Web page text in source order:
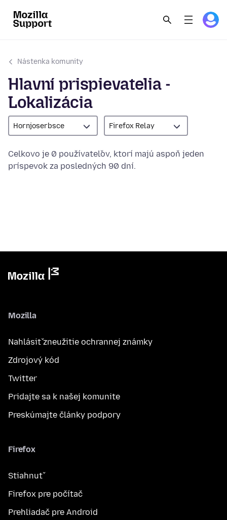
Nástenka komunity
Hlavní prispievatelia -
Lokalizácia
Hornjoserbsce Firefox Relay
Celkovo je 0 používateľov, ktorí majú aspoň jeden
príspevok za posledných 90 dní.
Mozilla
Nahlásiť zneužitie ochrannej známky
Zdrojový kód
Twitter
Pridajte sa k našej komunite
Preskúmajte články podpory
Firefox
Stiahnuť
Firefox pre počítač
Prehliadač pre Android